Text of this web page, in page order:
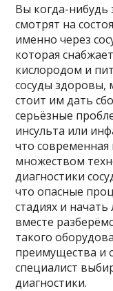
Вы когда-нибудь
смотрят на
именно через
которая
кислородом и
сосуды здоровы,
стоит им дать
серьёзные
инсульта или
что
множеством
диагностики
что опасные
стадиях и
вместе
такого
преимущества и
специалист
диагностики.